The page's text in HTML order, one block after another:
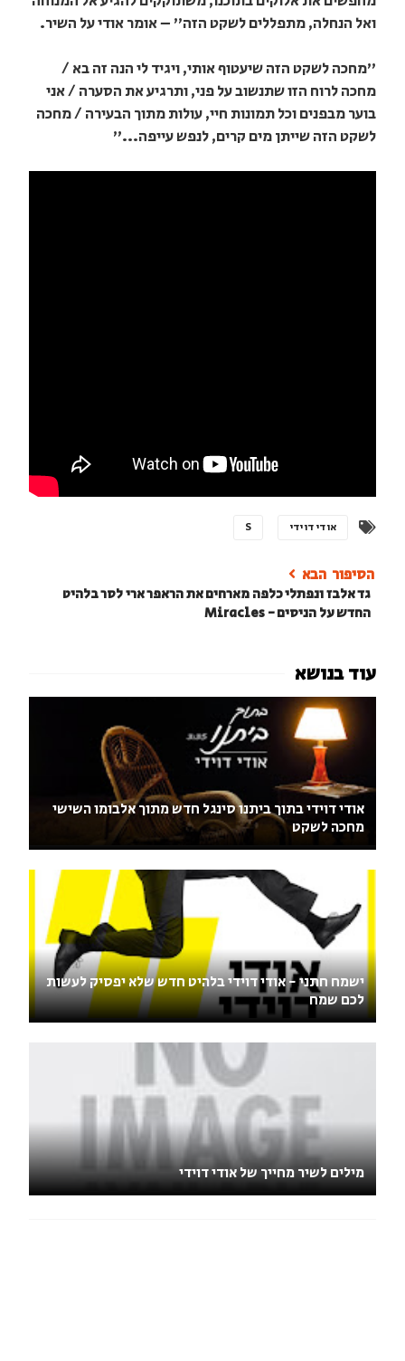
ואל הנחלה, מתפללים לשקט הזה" – אומר אודי על השיר.
"מחכה לשקט הזה שיעטוף אותי, ויגיד לי הנה זה בא /
מחכה לרוח הזו שתנשוב על פני, ותרגיע את הסערה / אני
בוער מבפנים וכל תמונות חיי, עולות מתוך הבעירה / מחכה
לשקט הזה שייתן מים קרים, לנפש עייפה..."
אודי דוידי S
גד אלבז ונפתלי כלפה מארחים את הראפר ארי לסר בלהיט
החדש על הניסים - Miracles
אודי דוידי בתוך ביתנו סינגל חדש מתוך אלבומו השישי
מחכה לשקט
ישמח חתני - אודי דוידי בלהיט חדש שלא יפסיק לעשות
לכם שמח
מילים לשיר מחייך של אודי דוידי